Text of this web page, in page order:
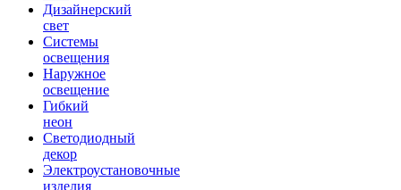
Дизайнерский
свет
Системы
освещения
Наружное
освещение
Гибкий
неон
Светодиодный
декор
Электроустановочные
изделия